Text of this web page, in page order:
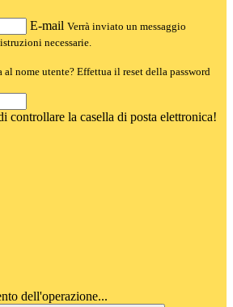
E-mail Verrà inviato un messaggio
necessarie.
al nome utente? Effettua il reset della password
controllare la casella di posta elettronica!
dell'operazione...